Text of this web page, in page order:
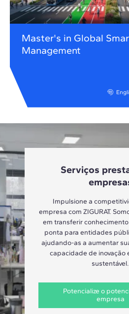
Master's in Global
Management
Serviços
Impulsione a
empresa com ZIGURAT.
em transferir
ponta para entidades
ajudando-as a aumentar
capacidade de inovação
sustentável.
Potencialize o
empresa